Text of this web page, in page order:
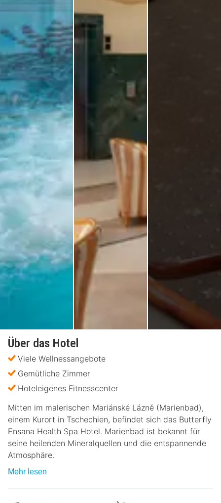
Über das Hotel
Viele Wellnessangebote
Gemütliche Zimmer
Hoteleigenes Fitnesscenter
Mitten im malerischen Mariánské Lázně (Marienbad),
einem Kurort in Tschechien, befindet sich das Butterfly
Ensana Health Spa Hotel. Marienbad ist bekannt für
seine heilenden Mineralquellen und die entspannende
Atmosphäre.
Mehr lesen